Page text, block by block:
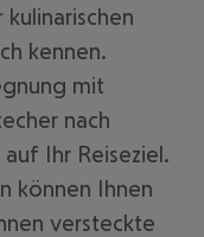
kennen.
mit
nach
Ihr Reiseziel.
können Ihnen
versteckte